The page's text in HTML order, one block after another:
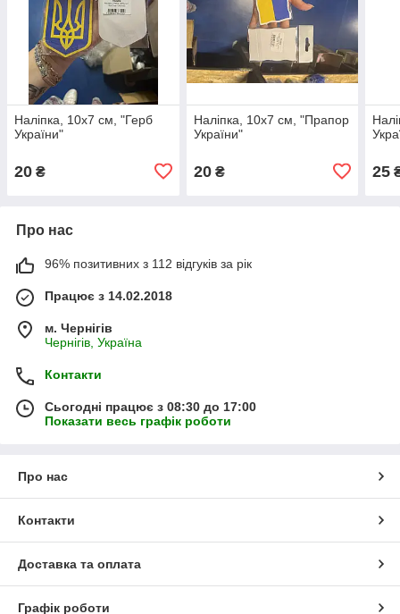
Наліпка, 10х7 см, "Герб
України"
20 ₴
Наліпка, 10х7 см, "Прапор
України"
20₴ 25
Про нас
96% позитивних з 112 відгуків за рік
Працює з 14.02.2018
м. Чернігів
Чернігів, Україна
Контакти
Сьогодні працює з 08:30 до 17:00
Показати весь графік роботи
Про нас
Контакти
Доставка та оплата
Графік роботи